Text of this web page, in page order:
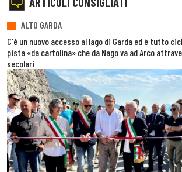
ALTO GARDA
C'è un nuovo accesso al lago di Garda ed è tutto
pista «da cartolina» che da Nago va ad Arco
secolari